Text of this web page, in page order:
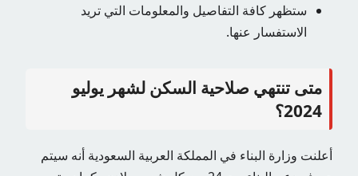
ستظهر كافة التفاصيل والمعلومات التي تريد
الاستفسار عنها.
متى تنتهي صلاحية السكن لشهر يوليو
2024؟
أعلنت وزارة البناء في المملكة العربية السعودية أنه سيتم